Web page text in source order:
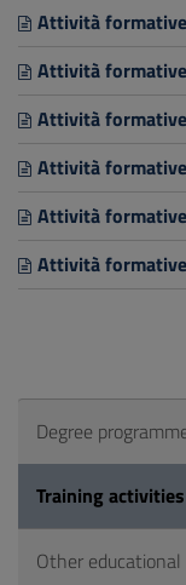
Attività
Attività
Attività
Attività
Attività
Attività
Degree
Training activities
Other